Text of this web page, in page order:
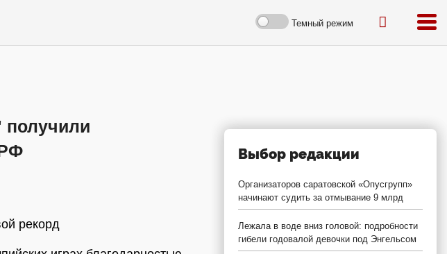
Темный режим
рекорд
Выбор редакции
Организаторов саратовской «Опусгрупп»
начинают судить за отмывание 9 млрд
Лежала в воде вниз головой: подробности
гибели годовалой девочки под Энгельсом